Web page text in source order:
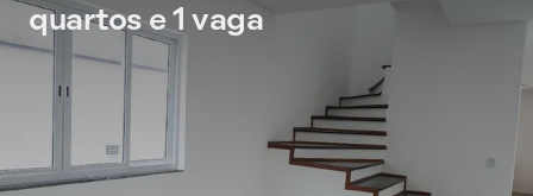
quartos e 1 vaga